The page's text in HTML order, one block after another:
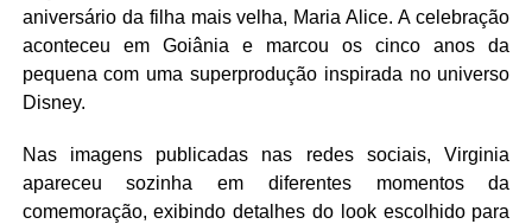
aniversário da filha mais velha, Maria Alice. A celebração
aconteceu em Goiânia e marcou os cinco anos da
pequena com uma superprodução inspirada no universo
Disney.
Nas imagens publicadas nas redes sociais, Virginia
apareceu sozinha em diferentes momentos da
comemoração, exibindo detalhes do look escolhido para